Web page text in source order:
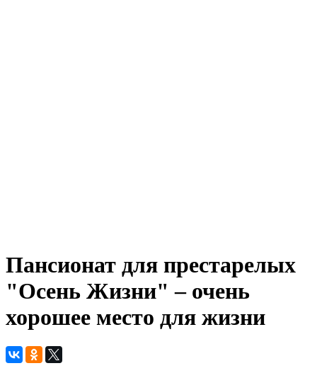
Пансионат для престарелых
"Осень Жизни" – очень
хорошее место для жизни